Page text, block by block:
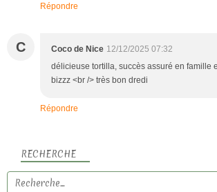
Répondre
C Coco de Nice 12/12/2025 07:32
délicieuse tortilla, succès assuré en famille
bizzz <br /> très bon dredi
Répondre
RECHERCHE